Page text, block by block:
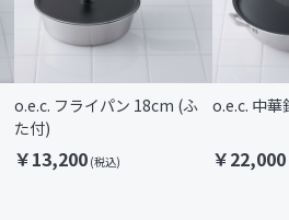
o.e.c. フライパン 18cm (ふ
た付)
￥13,200
o.e.c. 中
￥22,000